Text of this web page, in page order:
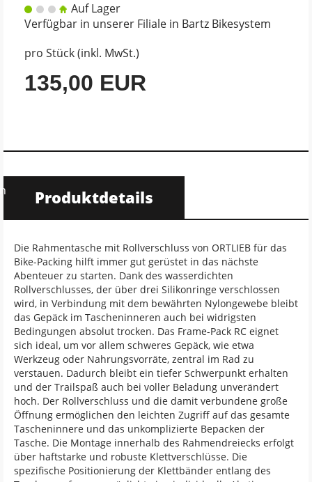
Auf Lager
Verfügbar in unserer Filiale in Bartz Bikesystem
pro Stück (inkl. MwSt.)
135,00 EUR
Produktdetails
Die Rahmentasche mit Rollverschluss von ORTLIEB für das
Bike-Packing hilft immer gut gerüstet in das nächste
Abenteuer zu starten. Dank des wasserdichten
Rollverschlusses, der über drei Silikonringe verschlossen
wird, in Verbindung mit dem bewährten Nylongewebe bleibt
das Gepäck im Tascheninneren auch bei widrigsten
Bedingungen absolut trocken. Das Frame-Pack RC eignet
sich ideal, um vor allem schweres Gepäck, wie etwa
Werkzeug oder Nahrungsvorräte, zentral im Rad zu
verstauen. Dadurch bleibt ein tiefer Schwerpunkt erhalten
und der Trailspaß auch bei voller Beladung unverändert
hoch. Der Rollverschluss und die damit verbundene große
Öffnung ermöglichen den leichten Zugriff auf das gesamte
Tascheninnere und das unkomplizierte Bepacken der
Tasche. Die Montage innerhalb des Rahmendreiecks erfolgt
über haftstarke und robuste Klettverschlüsse. Die
spezifische Positionierung der Klettbänder entlang des